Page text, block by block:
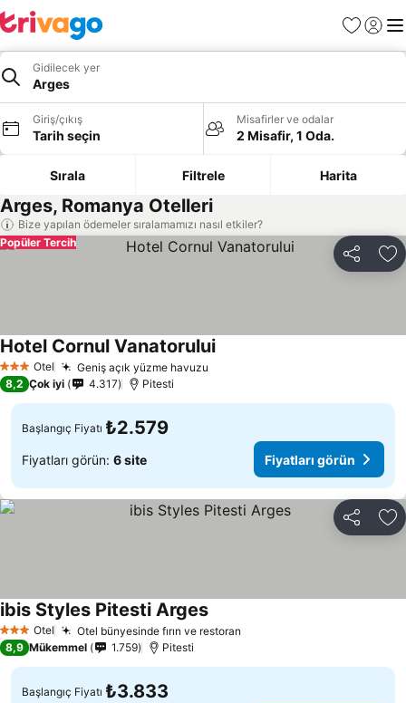
Favoriler
Giriş
Gidilecek yer
Arges
Giriş/çıkış
Tarih seçin
Misafirler ve odalar
2 Misafir, 1 Oda.
Sırala Filtrele Harita
Arges, Romanya Otelleri
Bize yapılan ödemeler sıralamamızı nasıl etkiler?
Paylaş
Popüler Tercih
3 YıldızOtel Geniş açık yüzme havuzu
Hotel Cornul VanatoruluiFiyatları görün
8,2 Çok iyi 4.317 Pitesti
Başlangıç Fiyatı ₺2.579
Fiyatları görün: 6 site Fiyatları görün
Paylaş
3 YıldızOtel Otel bünyesinde fırın ve restoran
ibis Styles Pitesti ArgesFiyatları görün
8,9 Mükemmel 1.759 Pitesti
Başlangıç Fiyatı ₺3.833